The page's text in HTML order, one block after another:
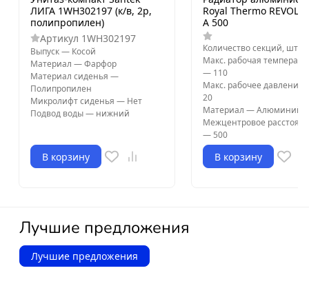
ЛИГА 1WH302197 (к/в, 2р,
полипропилен)
Артикул 1WH302197
Выпуск— Косой
Материал —Фарфор
Материал сиденья —
Полипропилен
Микролифт сиденья — Нет
Подвод воды— нижний
В корзину
Royal Thermo
A 500
Количество секций, шт
Макс. рабочая
— 110
Макс. рабочее давление,
20
Материал —Алюминий
Межцентровое
— 500
В корзину
Лучшие предложения
Лучшие предложения